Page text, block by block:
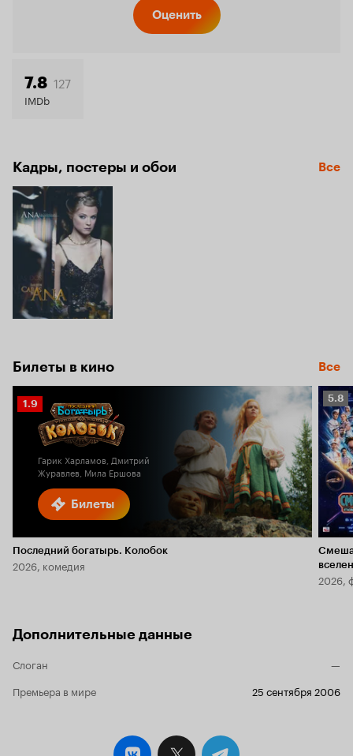
Оценить
7.8 127
IMDb
Кадры, постеры и обои Все
Билеты в кино Все
Билеты
Рейтинг
Кинопоиска
1.9
Гарик Харламов, Дмитрий
Журавлев, Мила Ершова
Последний богатырь. Колобок
2026, комедия
5.8
5.8
2026,
Дополнительные данные
Слоган
—
Премьера в мире
25 сентября 2006